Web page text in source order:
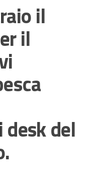
il
il
del